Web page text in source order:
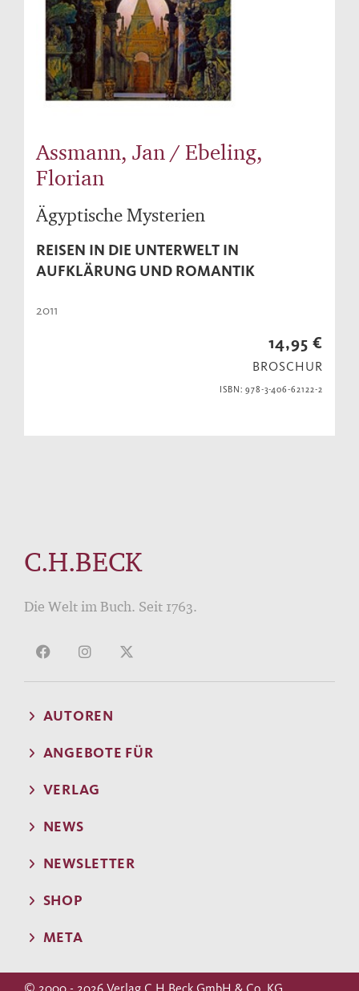
Assmann, Jan / Ebeling,
Florian
Ägyptische Mysterien
REISEN IN DIE UNTERWELT IN
AUFKLÄRUNG UND ROMANTIK
2011
14,95 €
BROSCHUR
ISBN: 978-3-406-62122-2
C.H.BECK
Die Welt im Buch. Seit 1763.
AUTOREN
ANGEBOTE FÜR
VERLAG
NEWS
NEWSLETTER
SHOP
META